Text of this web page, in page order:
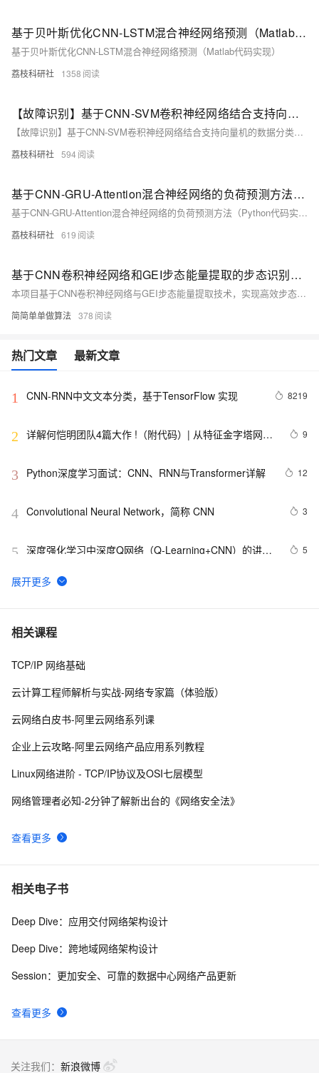
基于贝叶斯优化CNN-LSTM混合神经网络预测（Matlab代码实现）
基于贝叶斯优化CNN-LSTM混合神经网络预测（Matlab代码实现）
荔枝科研社 1358
【故障识别】基于CNN-SVM卷积神经网络结合支持向量机的数据分类预测研究（Matlab代码实现）
【故障识别】基于CNN-SVM卷积神经网络结合支持向量机的数据分类预测研究（Matlab代码实现）
荔枝科研社 594
基于CNN-GRU-Attention混合神经网络的负荷预测方法（Python代码实现）
基于CNN-GRU-Attention混合神经网络的负荷预测方法（Python代码实现）
荔枝科研社 619
基于CNN卷积神经网络和GEI步态能量提取的步态识别算法matlab仿真,对比不同角度下的步态识别性能
本项目基于CNN卷积神经网络与GEI步态能量提取技术，实现高效步态识别。算法使用不同角度（0°、45°、90°）的步态数据库进行训练与测试，评估模型在多角度下的识别性能。核心流程包括步态图像采集、GEI特征提取、数据预处理及CNN模型训练与评估。通过ReLU等激活函数引入非线性，提升模型表达能力。项目代码兼容Matlab2022a/2024b，提供完整中文注释与操作视频，助力研究与应用开发。
简简单单做算法 378
热门文章 最新文章
1 CNN-RNN中文文本分类，基于TensorFlow 实现 8219
2 详解何恺明团队4篇大作 !（附代码）| 从特征金字塔网
9
3 Python深度学习面试：CNN、RNN与Transformer详解 12
4 Convolutional Neural Network，简称 CNN 3
5 深度强化学习中深度Q网络（Q-Learning+CNN）的讲解
5
6
RNN、CNN、RNN、LSTM、CTC算法原理，pytorch实
7 【MATLAB第19期】基于贝叶斯Bayes算法优化CNN-
出回归预测模型
8 迁移学习篇之如何迁移经典CNN网络-附迁移学习
法-pytorch
模型
10【计算机视觉+CNN】keras+ResNet残差网络实现图像识
相关课程
查看更多
TCP/IP 网络基础
云计算工程师解析与实战-网络专家篇（体验版）
云网络白皮书-阿里云网络系列课
企业上云攻略-阿里云网络产品应用系列教程
Linux网络进阶 - TCP/IP协议及OSI七层模型
网络管理者必知-2分钟了解新出台的《网络安全法》
相关电子书
查看更多
Deep Dive：应用交付网络架构设计
Deep Dive：跨地域网络架构设计
Session：更加安全、可靠的数据中心网络产品更新
关注我们： 新浪微博